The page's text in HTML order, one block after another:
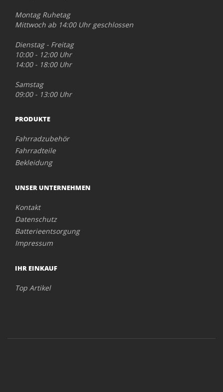
Montag Ruhetag
Mittwoch ab 14:00 Uhr geschlossen
Dienstag - Freitag
10:00 - 12:00 Uhr
14:00 - 18:00 Uhr
Samstag
09:00 - 13:00 Uhr
PRODUKTE
Fahrradzubehör
Fahrradteile
Bekleidung
UNSER UNTERNEHMEN
Kontakt
Datenschutz
Batterieentsorgung
Impressum
IHR EINKAUF
Top Artikel